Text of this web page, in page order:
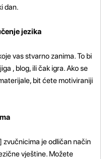
dan.
jezika
vas stvarno zanima. To bi
, blog, ili čak igra. Ako se
bit ćete motiviraniji
je odličan način
vještine. Možete